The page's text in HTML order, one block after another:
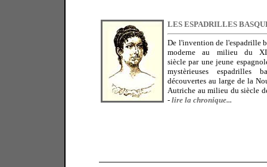
LES ESPADRILLES
De l'invention de l'espadrille
moderne au milieu du
siècle par une jeune
mystèrieuses espadrilles
découvertes au large de la
Autriche au milieu du siècle
- lire la chronique...